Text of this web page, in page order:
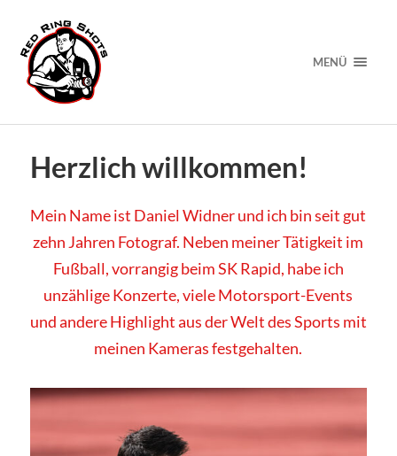
MENÜ
Herzlich willkommen!
Mein Name ist Daniel Widner und ich bin seit gut
zehn Jahren Fotograf. Neben meiner Tätigkeit im
Fußball, vorrangig beim SK Rapid, habe ich
unzählige Konzerte, viele Motorsport-Events
und andere Highlight aus der Welt des Sports mit
meinen Kameras festgehalten.